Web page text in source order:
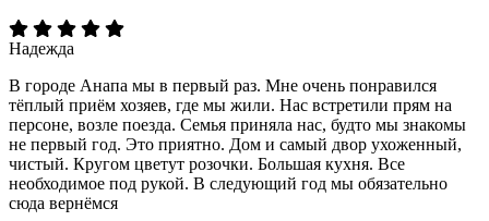
Надежда
В городе Анапа мы в первый раз. Мне очень понравился
тёплый приём хозяев, где мы жили. Нас встретили прям на
персоне, возле поезда. Семья приняла нас, будто мы знакомы
не первый год. Это приятно. Дом и самый двор ухоженный,
чистый. Кругом цветут розочки. Большая кухня. Все
необходимое под рукой. В следующий год мы обязательно
сюда вернёмся